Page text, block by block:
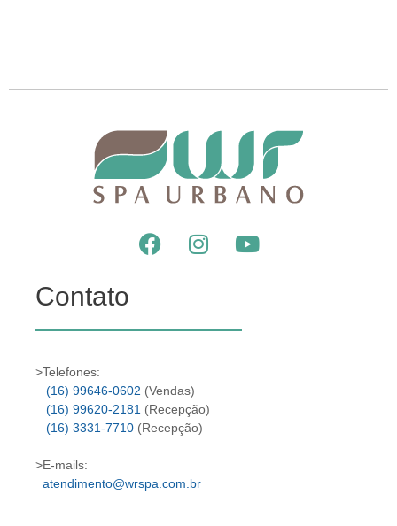
Contato
>Telefones:
(16) 99646-0602 (Vendas)
(16) 99620-2181 (Recepção)
(16) 3331-7710 (Recepção)
>E-mails:
atendimento@wrspa.com.br